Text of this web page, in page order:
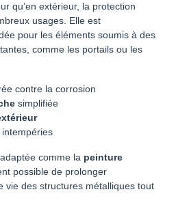
qu’en extérieur, la protection
usages. Elle est
pour les éléments soumis à des
comme les portails ou les
contre la corrosion
simplifiée
intempéries
comme la peinture
possible de prolonger
vie des structures métalliques tout